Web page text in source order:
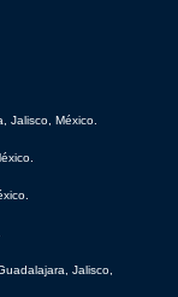
Jalisco, México.
Jalisco,